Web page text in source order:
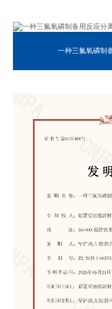
一种三氟氧磷制